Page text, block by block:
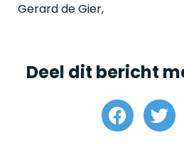
Gerard de Gier,
Deel dit bericht